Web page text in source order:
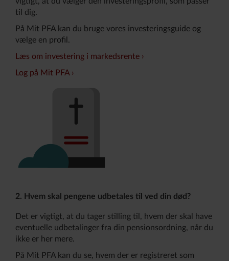
til dig.
På Mit PFA kan du bruge vores investeringsguide og
vælge en profil.
Læs om investering i markedsrente
Log på Mit PFA
2. Hvem skal pengene udbetales til ved din død?
Det er vigtigt, at du tager stilling til, hvem der skal have
eventuelle udbetalinger fra din pensionsordning, når du
ikke er her mere.
På Mit PFA kan du se, hvem der er registreret som